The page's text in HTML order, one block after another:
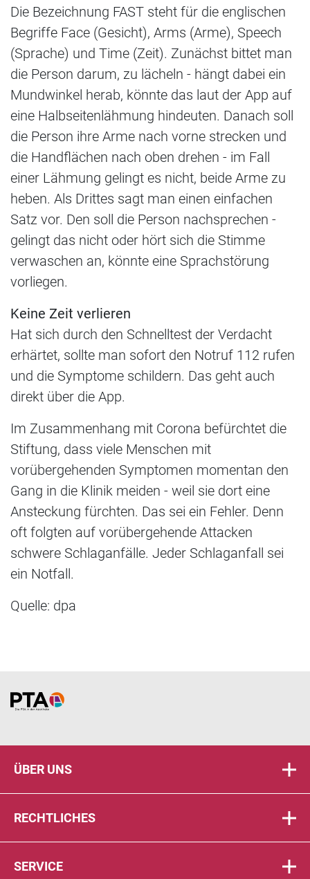
Die Bezeichnung FAST steht für die englischen
Begriffe Face (Gesicht), Arms (Arme), Speech
(Sprache) und Time (Zeit). Zunächst bittet man
die Person darum, zu lächeln - hängt dabei ein
Mundwinkel herab, könnte das laut der App auf
eine Halbseitenlähmung hindeuten. Danach soll
die Person ihre Arme nach vorne strecken und
die Handflächen nach oben drehen - im Fall
einer Lähmung gelingt es nicht, beide Arme zu
heben. Als Drittes sagt man einen einfachen
Satz vor. Den soll die Person nachsprechen -
gelingt das nicht oder hört sich die Stimme
verwaschen an, könnte eine Sprachstörung
vorliegen.
Keine Zeit verlieren
Hat sich durch den Schnelltest der Verdacht
erhärtet, sollte man sofort den Notruf 112 rufen
und die Symptome schildern. Das geht auch
direkt über die App.
Im Zusammenhang mit Corona befürchtet die
Stiftung, dass viele Menschen mit
vorübergehenden Symptomen momentan den
Gang in die Klinik meiden - weil sie dort eine
Ansteckung fürchten. Das sei ein Fehler. Denn
oft folgten auf vorübergehende Attacken
schwere Schlaganfälle. Jeder Schlaganfall sei
ein Notfall.
Quelle: dpa
Home
ÜBER UNS
RECHTLICHES
SERVICE